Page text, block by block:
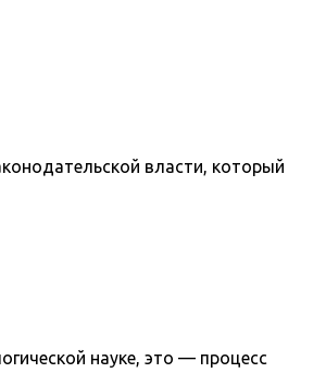
власти, который
науке, это — процесс